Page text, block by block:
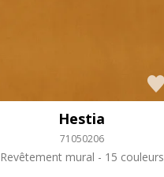
Hestia
71050206
Revêtement mural 15 couleurs